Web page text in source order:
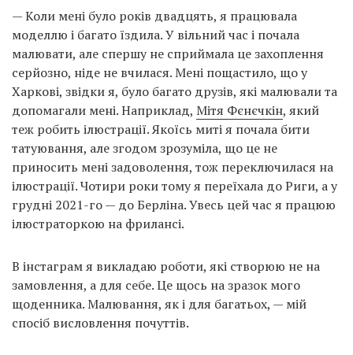
— Коли мені було років двадцять, я працювала
моделлю і багато їздила. У вільний час і почала
малювати, але спершу не сприймала це захоплення
серйозно, ніде не вчилася. Мені пощастило, що у
Харкові, звідки я, було багато друзів, які малювали та
допомагали мені. Наприклад, Мітя Фєнєчкін, який
теж робить ілюстрації. Якоїсь миті я почала бити
татуювання, але згодом зрозуміла, що це не
приносить мені задоволення, тож переключилася на
ілюстрації. Чотири роки тому я переїхала до Риги, а у
грудні 2021-го — до Берліна. Увесь цей час я працюю
ілюстраторкою на фрилансі.
В інстаграм я викладаю роботи, які створюю не на
замовлення, а для себе. Це щось на зразок мого
щоденника. Малювання, як і для багатьох, — мій
спосіб висловлення почуттів.